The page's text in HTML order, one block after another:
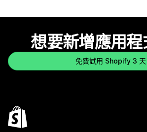
想要新增應用程
免費試用 Shopify 3 天